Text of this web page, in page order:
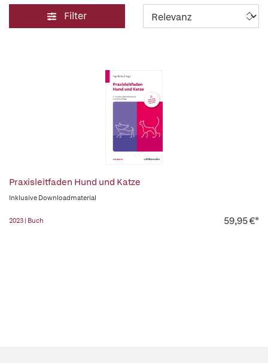
Filter
Praxisleitfaden Hund und Katze
Inklusive Downloadmaterial
2023 | Buch 59,95 €*